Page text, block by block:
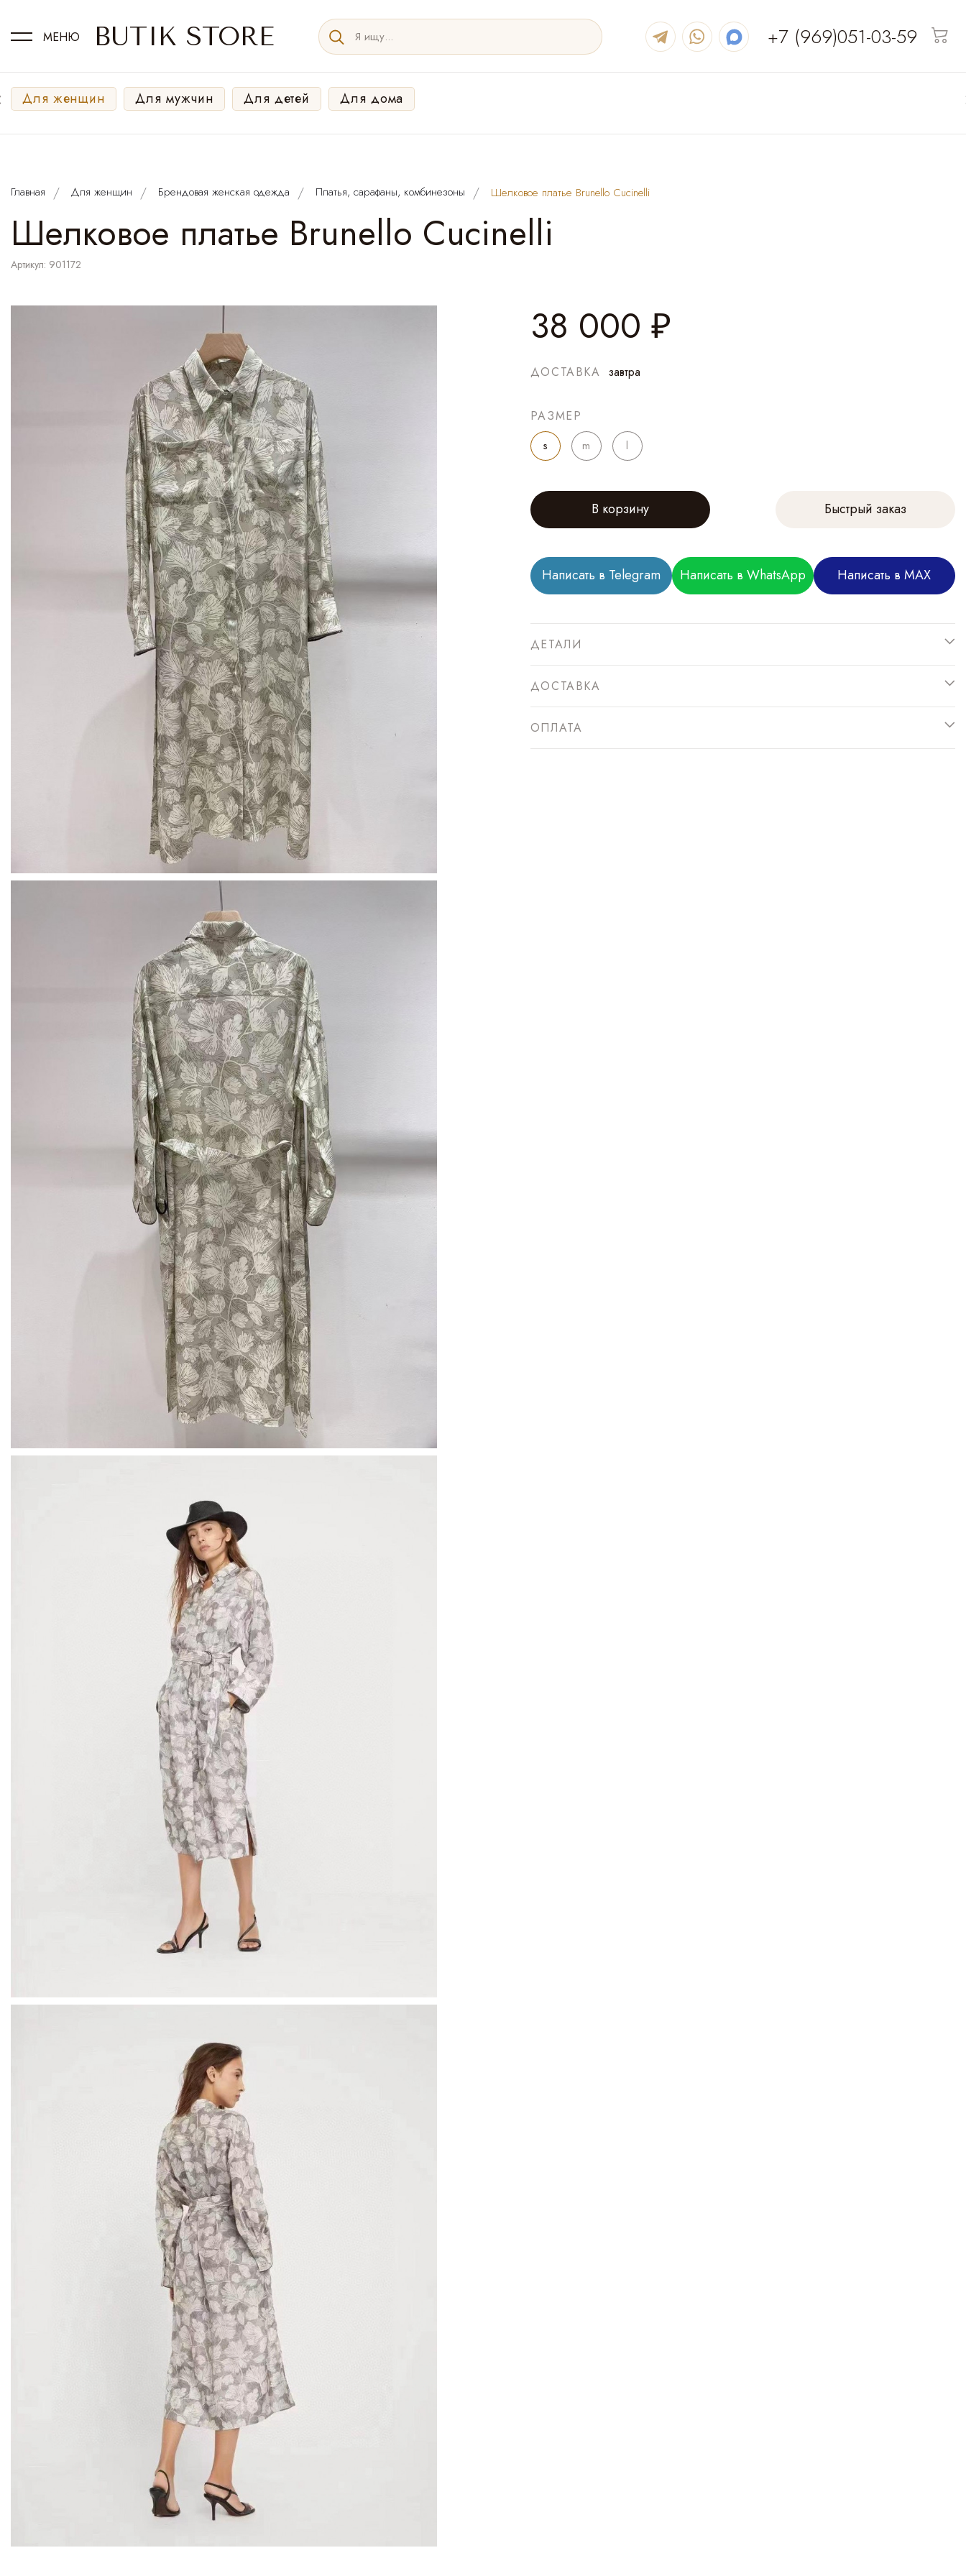
МЕНЮ BUTIK STORE +7 (969)051-03-59
Для женщин Для мужчин Для детей Для дома
Главная Для женщин Брендовая женская одежда Платья, сарафаны, комбинезоны Шелковое платье Brunello Cucinelli
Шелковое платье Brunello Cucinelli
Артикул: 901172
38 000 ₽
ДОСТАВКА завтра
РАЗМЕР
s m l
В корзину Быстрый заказ
Написать в Telegram Написать в WhatsApp Написать в MAX
ДЕТАЛИ
ДОСТАВКА
ОПЛАТА